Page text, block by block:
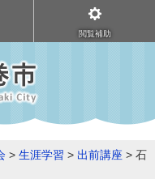
閲覧補助
> 生涯学習 > 出前講座 > 石